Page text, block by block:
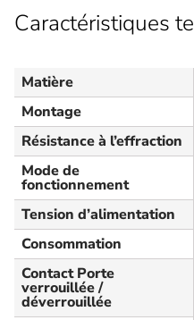
Caractéristiques
Matière
Montage
Résistance à l’effraction
Mode de
fonctionnement
Tension d’alimentation
Consommation
Contact Porte
verrouillée /
déverrouillée